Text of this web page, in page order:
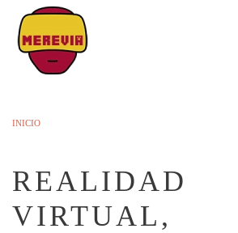
Skip to main content
INICIO
REALIDAD
VIRTUAL,